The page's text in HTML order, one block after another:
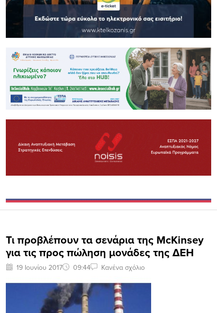
Τι προβλέπουν τα σενάρια της McKinsey
για τις προς πώληση μονάδες της ΔΕΗ
19 Ιουνίου 2017 09:44 Κανένα σχόλιο